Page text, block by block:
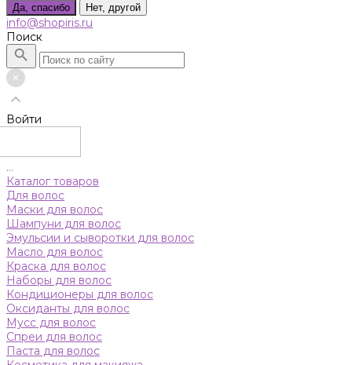
Да, спасибо Нет, другой
info@shopiris.ru
Поиск
Войти
...
Каталог товаров
Для волос
Маски для волос
Шампуни для волос
Эмульсии и сыворотки для волос
Масло для волос
Краска для волос
Наборы для волос
Кондиционеры для волос
Оксиданты для волос
Мусс для волос
Спреи для волос
Паста для волос